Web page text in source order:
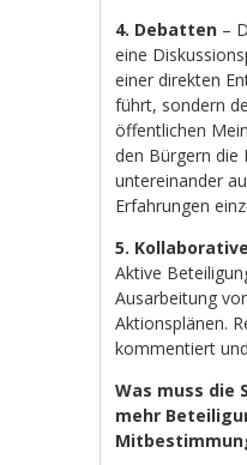
4. Debatten –
eine
einer direkten
führt, sondern
öffentlichen
den Bürgern die
untereinander
Erfahrungen
5.
Aktive
Ausarbeitung
Aktionsplänen.
kommentiert
Was muss die
mehr